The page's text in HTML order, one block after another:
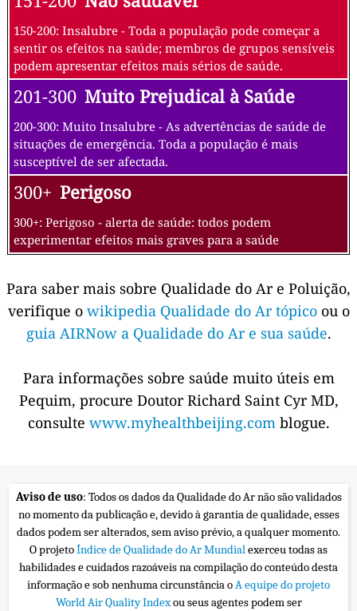
150-200: Insalubre - Toda a população pode começar a
sentir os efeitos na saúde; membros de grupos sensíveis
podem apresentar efeitos mais sérios de saúde.
201-300 Muito Prejudical à Saúde
200-300: Muito Insalubre - As advertências de saúde de
situações de emergência. Toda a população é mais
susceptível de ser afectada.
300+ Perigoso
300+: Perigoso - alerta de saúde: todos podem
experimentar efeitos mais graves para a saúde
Para saber mais sobre Qualidade do Ar e Poluição,
verifique o wikipedia Qualidade do Ar tópico ou o
guia AIRNow a Qualidade do Ar e sua saúde.
Para informações sobre saúde muito úteis em
Pequim, procure Doutor Richard Saint Cyr MD,
consulte www.myhealthbeijing.com blogue.
Aviso de uso: Todos os dados da Qualidade do Ar não são validados
no momento da publicação e, devido à garantia de qualidade, esses
dados podem ser alterados, sem aviso prévio, a qualquer momento.
O projetoÍndice de Qualidade do Ar Mundialexerceu todas as
habilidades e cuidados razoáveis na compilação do conteúdo desta
informação e sob nenhuma circunstância oA equipe do projeto
World Air Quality Indexou seus agentes podem ser